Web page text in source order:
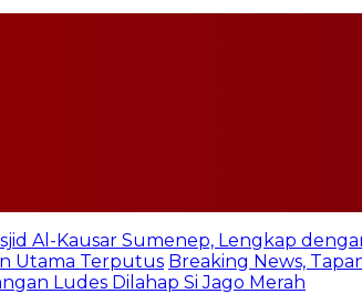
Al-Kausar Sumenep, Lengkap
Utama Terputus Breaking News,
Ludes Dilahap Si Jago Merah